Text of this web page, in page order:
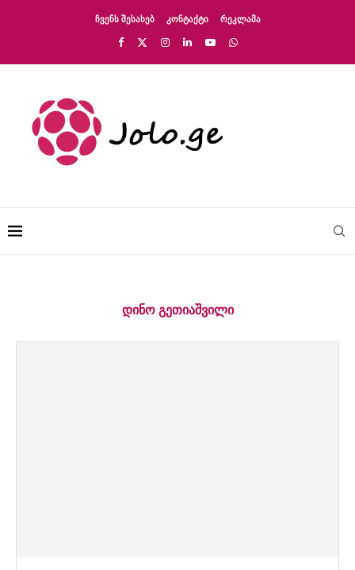
ᲩᲕᲔᲜᲡ ᲨᲔᲡᲐᲮᲔᲑ ᲙᲝᲜᲢᲐᲥᲢᲘ ᲠᲔᲙᲚᲐᲛᲐ
ᲓᲘᲜᲝ ᲒᲔᲗᲘᲐᲨᲕᲘᲚᲘ